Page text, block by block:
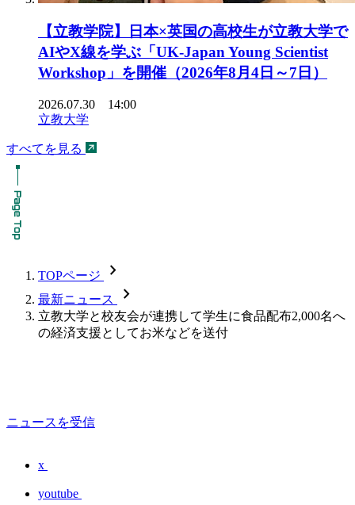
【立教学院】日本×英国の高校生が立教大学で
AIやX線を学ぶ「UK-Japan Young Scientist
Workshop」を開催（2026年8月4日～7日）
2026.07.30 14:00
立教大学
すべてを見る
TOPページ chevron_forward
最新ニュース chevron_forward
立教大学と校友会が連携して学生に食品配布2,000名へ
の経済支援としてお米などを送付
ニュースを受信
x
youtube